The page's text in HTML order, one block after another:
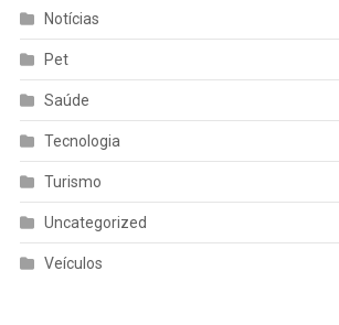
Notícias
Pet
Saúde
Tecnologia
Turismo
Uncategorized
Veículos